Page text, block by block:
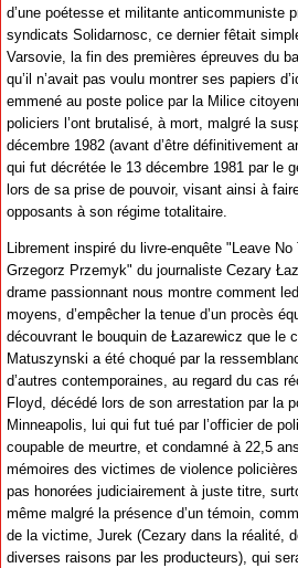
d’une poétesse et militante anticommuniste
syndicats Solidarnosc, ce dernier fêtait
Varsovie, la fin des premières épreuves du
qu’il n’avait pas voulu montrer ses papiers
emmené au poste police par la Milice
policiers l’ont brutalisé, à mort, malgré la
décembre 1982 (avant d’être définitivement
qui fut décrétée le 13 décembre 1981 par le
lors de sa prise de pouvoir, visant ainsi à
opposants à son régime totalitaire.
Librement inspiré du livre-enquête "Leave
Grzegorz Przemyk" du journaliste Cezary
drame passionnant nous montre comment
moyens, d’empêcher la tenue d’un procès
découvrant le bouquin de Łazarewicz que le
Matuszynski a été choqué par la
d’autres contemporaines, au regard du cas
Floyd, décédé lors de son arrestation par la
Minneapolis, lui qui fut tué par l’officier de
coupable de meurtre, et condamné à 22,5
mémoires des victimes de violence
pas honorées judiciairement à juste titre,
même malgré la présence d’un témoin,
de la victime, Jurek (Cezary dans la réalité,
diverses raisons par les producteurs), qui